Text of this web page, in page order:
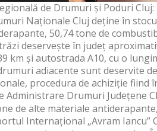
de Drumuri și Poduri Cluj:
Naționale Cluj deține în
50,74 tone de
deservește în județ
km și autostrada A10, cu o
adiacente sunt deservite
procedura de achiziție fiind
Administrare Drumuri Județene
de alte materiale
Internațional „Avram